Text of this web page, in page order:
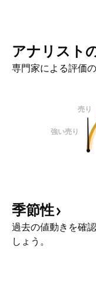
アナリスト
専門家による評価
売り
強い売り
季節性
過去の値動きを確
しょう。